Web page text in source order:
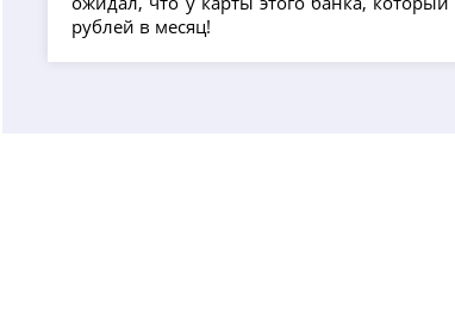
рублей в месяц!